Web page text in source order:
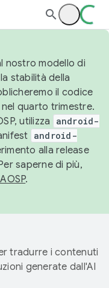
nostro modello di
stabilità della
il codice
quarto trimestre.
utilizza
android-
android-
alla release
saperne di più,
.
tradurre i contenuti
generate dall'AI